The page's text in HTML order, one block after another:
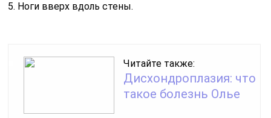
5. Ноги вверх вдоль стены.
Читайте также:
Дисхондроплазия: что
такое болезнь Олье